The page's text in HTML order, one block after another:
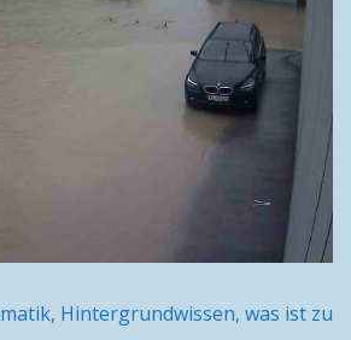
Hintergrundwissen, was ist zu